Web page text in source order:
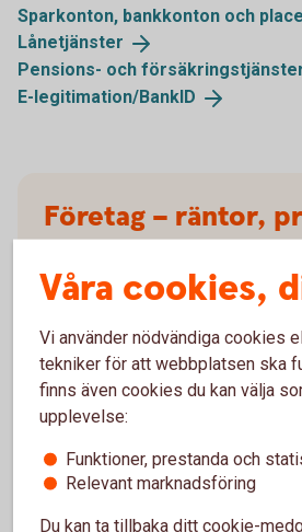
Sparkonton, bankkonton och
Lånetjänster
Pensions- och
E-legitimation/BankID
Företag – räntor,
Räntor, kurser och priser för flera
föreningar.
Våra cookies,
Vi använder nödvändiga cookies
tekniker för att webbplatsen ska
finns även cookies du kan välja
upplevelse:
Funktioner, prestanda och
Relevant marknadsföring
Du kan ta tillbaka ditt cookie-